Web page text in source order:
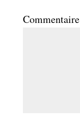
Commentaire